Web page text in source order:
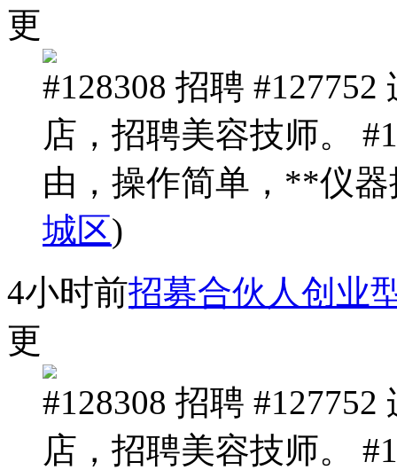
更
#128308 招聘
店，招聘美容技师。
由，操作简单，**仪器
城区)
4小时前招募合伙人创业
更
#128308 招聘
店，招聘美容技师。